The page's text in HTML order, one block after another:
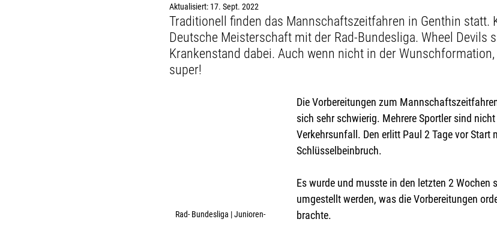
Aktualisiert: 17. Sept. 2022
Traditionell finden das Mannschaftszeitfahren in Genthin statt.
Deutsche Meisterschaft mit der Rad-Bundesliga. Wheel Devils
Krankenstand dabei. Auch wenn nicht in der
super!
Rad- Bundesliga | Junioren-
Die Vorbereitungen zum
sich sehr schwierig. Mehrere Sportler sind
Verkehrsunfall. Den erlitt Paul 2 Tage vor Start
Schlüsselbeinbruch.
Es wurde und musste in den letzten 2 Wochen
umgestellt werden, was die Vorbereitungen
brachte.